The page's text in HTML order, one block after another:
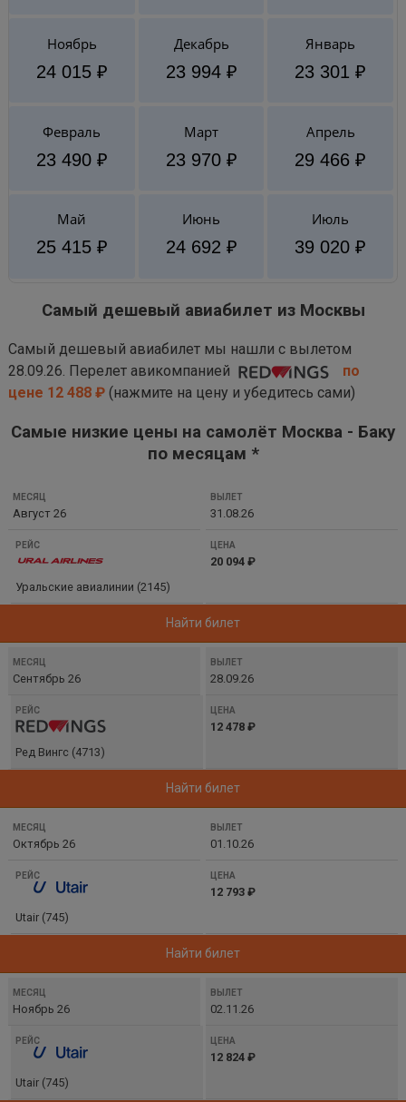
Ноябрь
24 015 ₽
Декабрь
23 994 ₽
Январь
23 301 ₽
Февраль
23 490 ₽
Март
23 970 ₽
Апрель
29 466 ₽
Май
25 415 ₽
Июнь
24 692 ₽
Июль
39 020 ₽
Самый дешевый авиабилет из Москвы
Самый дешевый авиабилет мы нашли с вылетом
28.09.26. Перелет авикомпанией
по
цене 12 488 ₽ (нажмите на цену и убедитесь сами)
Самые низкие цены на самолёт Москва - Баку
по месяцам *
МЕСЯЦ
ВЫЛЕТ
РЕЙС
Август 26 31.08.26
Уральские авиалинии (2145)
20 094 ₽
Найти билет
Сентябрь 26 28.09.26
Ред Вингс (4713)
12 478 ₽
Найти билет
Октябрь 26 01.10.26
Utair (745)
12 793 ₽
Найти билет
Ноябрь 26 02.11.26
Utair (745)
12 824 ₽